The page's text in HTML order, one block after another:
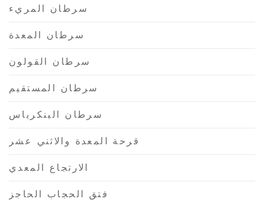
سرطان المريء
سرطان المعدة
سرطان القولون
سرطان المستقيم
سرطان البنكرياس
قرحة المعدة والاثني عشر
الارتجاع المعدي
فتق الحجاب الحاجز